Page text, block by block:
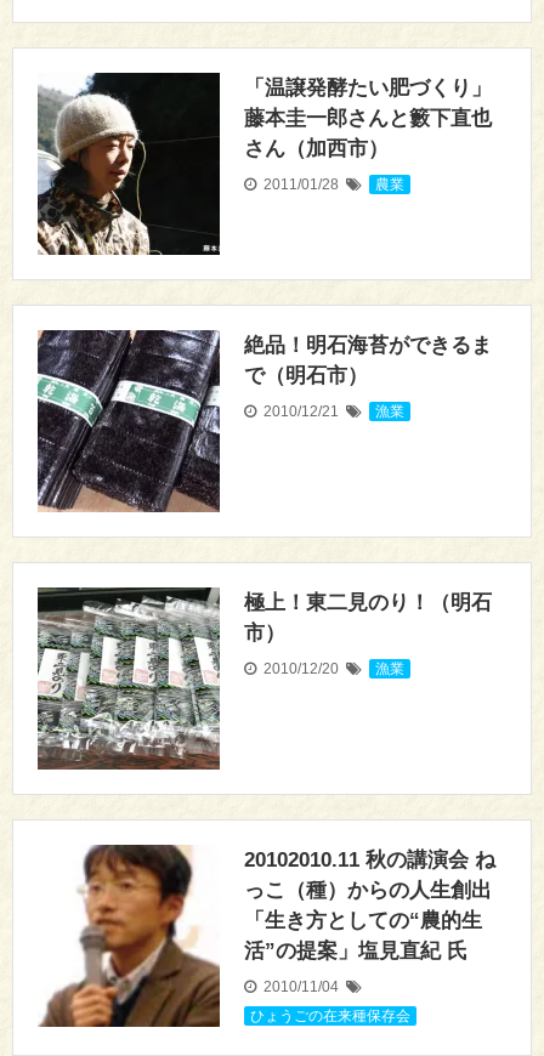
「温譲発酵たい肥づくり」
藤本圭一郎さんと籔下直也
さん（加西市）
2011/01/28 農業
絶品！明石海苔ができるま
で（明石市）
2010/12/21 漁業
極上！東二見のり！（明石
市）
2010/12/20 漁業
20102010.11 秋の講演会 ね
っこ（種）からの人生創出
「生き方としての“農的生
活”の提案」塩見直紀 氏
2010/11/04
ひょうごの在来種保存会